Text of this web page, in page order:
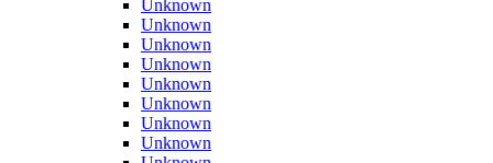
Unknown
Unknown
Unknown
Unknown
Unknown
Unknown
Unknown
Unknown